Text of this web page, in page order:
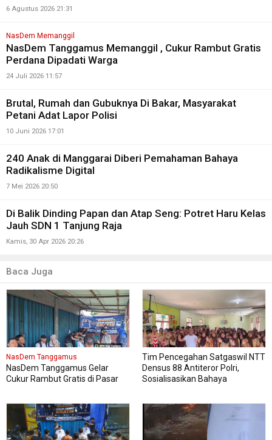
6 Agustus 2026 21:31
NasDem Memanggil
NasDem Tanggamus Memanggil , Cukur Rambut Gratis
Perdana Dipadati Warga
24 Juli 2026 11:57
Brutal, Rumah dan Gubuknya Di Bakar, Masyarakat
Petani Adat Lapor Polisi
10 Juni 2026 17:01
240 Anak di Manggarai Diberi Pemahaman Bahaya
Radikalisme Digital
7 Mei 2026 20:50
Di Balik Dinding Papan dan Atap Seng: Potret Haru Kelas
Jauh SDN 1 Tanjung Raja
Kamis, 30 Apr 2026 20:26
Baca Juga
NasDem Tanggamus
NasDem Tanggamus Gelar
Cukur Rambut Gratis di Pasar
Tim Pencegahan Satgaswil NTT
Densus 88 Antiteror Polri,
Sosialisasikan Bahaya
(IRET), Pada 339 siswa kelas XI
dan XII MAN Manggarai Barat